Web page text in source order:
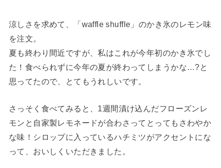
涼しさを求めて、「waffle shuffle」のかき氷のレモン味
を注文。
夏も終わり間近ですが、私はこれが今年初のかき氷でし
た！食べられずに今年の夏が終わってしまうかな…?と
思ってたので、とてもうれしいです。
さっそく食べてみると、1週間漬け込んだフローズンレ
モンと自家製レモネードが合わさってとってもさわやか
な味！シロップに入っているハチミツがアクセントにな
って、おいしくいただきました。